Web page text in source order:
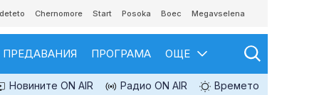
Chernomore Start Posoka Boec Megavselena
ПРЕДАВАНИЯ ПРОГРАМА ОЩЕ
Новините ON AIR Радио ON AIR Времето